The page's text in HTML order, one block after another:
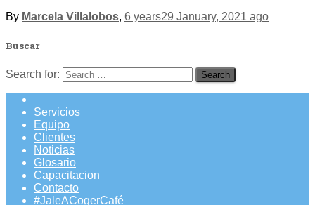
By Marcela Villalobos, 6 years29 January, 2021 ago
Buscar
Search for:
Servicios
Equipo
Clientes
Noticias
Glosario
Capacitacion
Contacto
#JaleACogerCafé